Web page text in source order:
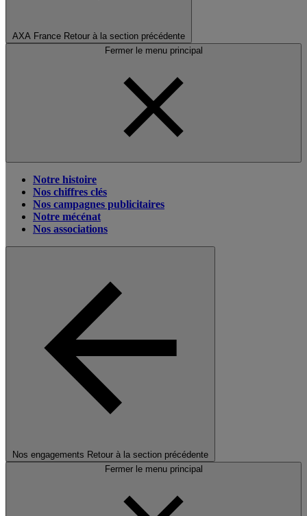
AXA France Retour à la section précédente
Fermer le menu principal
Notre histoire
Nos chiffres clés
Nos campagnes publicitaires
Notre mécénat
Nos associations
Nos engagements Retour à la section précédente
Fermer le menu principal